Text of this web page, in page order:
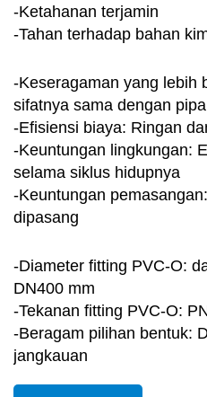
-Ketahanan terjamin
-Tahan terhadap bahan
-Keseragaman yang lebih
sifatnya sama dengan
-Efisiensi biaya: Ringan
-Keuntungan lingkungan:
selama siklus hidupnya
-Keuntungan
dipasang
-Diameter fitting PVC-O:
DN400 mm
-Tekanan fitting PVC-O:
-Beragam pilihan bentuk:
jangkauan